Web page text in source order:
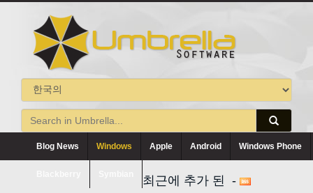
Blog News Windows Apple Android Windows Phone
최근에 추가 된 -